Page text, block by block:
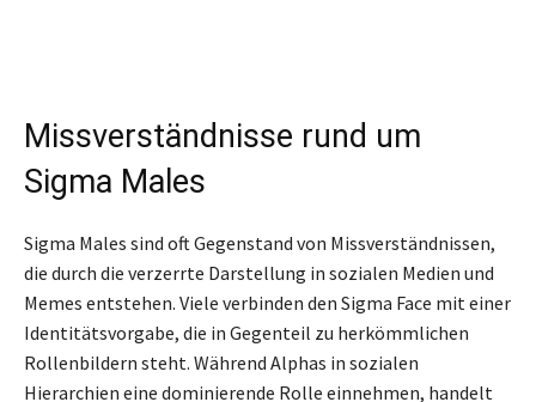
Missverständnisse rund um
Sigma Males
Sigma Males sind oft Gegenstand von Missverständnissen,
die durch die verzerrte Darstellung in sozialen Medien und
Memes entstehen. Viele verbinden den Sigma Face mit einer
Identitätsvorgabe, die in Gegenteil zu herkömmlichen
Rollenbildern steht. Während Alphas in sozialen
Hierarchien eine dominierende Rolle einnehmen, handelt